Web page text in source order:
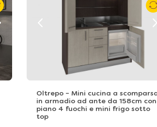
Oltrepo – Mini cucina a
in armadio ad ante da 158cm con
piano 4 fuochi e mini frigo sotto
top